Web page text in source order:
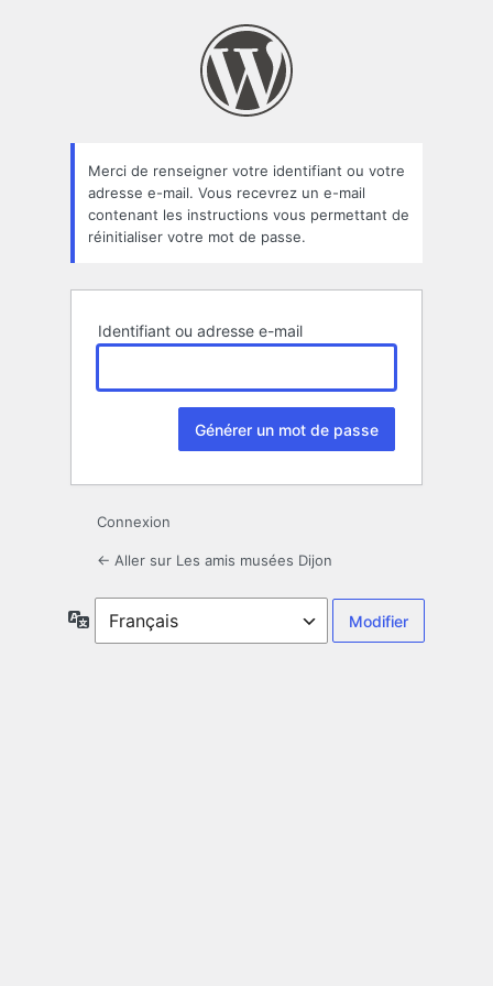
oublié
Merci de renseigner votre identifiant ou votre
adresse e-mail. Vous recevrez un e-mail
contenant les instructions vous permettant de
réinitialiser votre mot de passe.
Identifiant ou adresse e-mail
Connexion
← Aller sur Les amis musées Dijon
Langue